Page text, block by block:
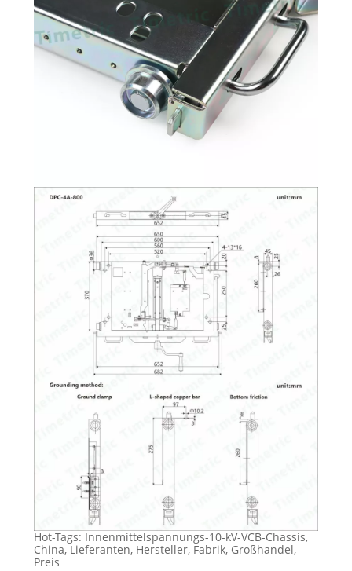
Hot-Tags: Innenmittelspannungs-10-kV-VCB-Chassis,
China, Lieferanten, Hersteller, Fabrik, Großhandel,
Preis